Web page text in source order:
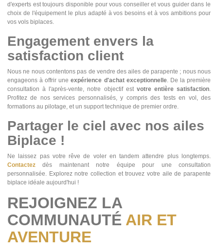
d'experts est toujours disponible pour vous conseiller et vous guider dans le
choix de l'équipement le plus adapté à vos besoins et à vos ambitions pour
vos vols biplaces.
Engagement envers la
satisfaction client
Nous ne nous contentons pas de vendre des ailes de parapente ; nous nous
engageons à offrir uneexpérience d'achat exceptionnelle. De la première
consultation à l'après-vente, notre objectif est votre entière satisfaction.
Profitez de nos services personnalisés, y compris des tests en vol, des
formations au pilotage, et un support technique de premier ordre.
Partager le ciel avec nos ailes
Biplace !
Ne laissez pas votre rêve de voler en tandem attendre plus longtemps.
Contactez dès maintenant notre équipe pour une consultation
personnalisée. Explorez notre collection et trouvez votre aile de parapente
biplace idéale aujourd'hui !
REJOIGNEZ LA
COMMUNAUTÉ AIR ET
AVENTURE